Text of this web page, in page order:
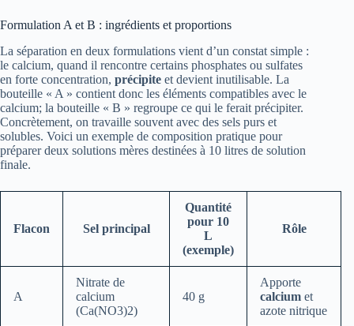
Formulation A et B : ingrédients et proportions
La séparation en deux formulations vient d’un constat simple :
le calcium, quand il rencontre certains phosphates ou sulfates
en forte concentration, précipite et devient inutilisable. La
bouteille « A » contient donc les éléments compatibles avec le
calcium; la bouteille « B » regroupe ce qui le ferait précipiter.
Concrètement, on travaille souvent avec des sels purs et
solubles. Voici un exemple de composition pratique pour
préparer deux solutions mères destinées à 10 litres de solution
finale.
Flacon Sel principal
Quantité
pour 10
L
(exemple)
Rôle
A
Nitrate de
calcium
(Ca(NO3)2)
40 g
Apporte
calcium et
azote nitrique